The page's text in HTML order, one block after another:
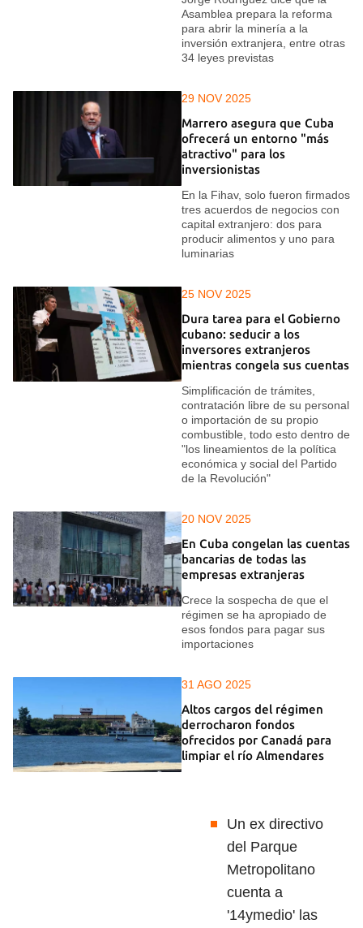
Asamblea prepara la reforma
para abrir la minería a la
inversión extranjera, entre otras
34 leyes previstas
29 NOV 2025
Marrero asegura que Cuba
ofrecerá un entorno "más
atractivo" para los
inversionistas
En la Fihav, solo fueron firmados
tres acuerdos de negocios con
capital extranjero: dos para
producir alimentos y uno para
luminarias
25 NOV 2025
Dura tarea para el Gobierno
cubano: seducir a los
inversores extranjeros
mientras congela sus cuentas
Simplificación de trámites,
contratación libre de su personal
o importación de su propio
combustible, todo esto dentro de
"los lineamientos de la política
económica y social del Partido
de la Revolución"
20 NOV 2025
En Cuba congelan las cuentas
bancarias de todas las
empresas extranjeras
Crece la sospecha de que el
régimen se ha apropiado de
esos fondos para pagar sus
importaciones
31 AGO 2025
Altos cargos del régimen
derrocharon fondos
ofrecidos por Canadá para
limpiar el río Almendares
Un ex directivo
del Parque
Metropolitano
cuenta a
'14ymedio' las